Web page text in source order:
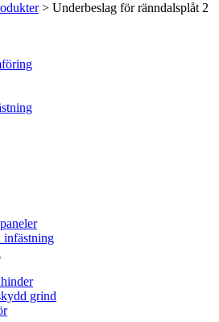
> Underbeslag för ränndalsplåt 2
infästning
grind